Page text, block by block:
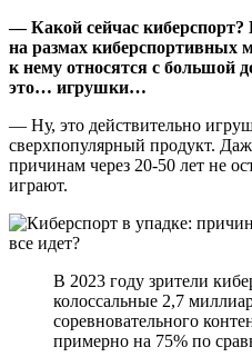
— Какой сейчас киберспорт?
на размах киберспортивных
к нему относятся с большой
это… игрушки…
— Ну, это действительно
сверхпопулярный продукт.
причинам через 20-50 лет не
играют.
В 2023 году зрители
колоссальные 2,7
соревновательного
примерно на 75% по